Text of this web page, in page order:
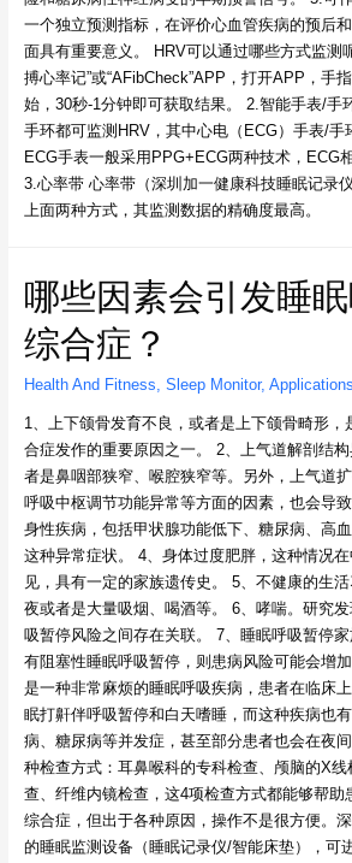
一个独立预测指标，在评价心血管疾病的预后
面具有重要意义。 HRV可以通过哪些方式监测
搏心率记”或“AFibCheck”APP，打开APP，手
始，30秒-1分钟即可获取结果。 2.智能手表/手
手环都可监测HRV，其中心电（ECG）手表/手
ECG手表一般采用PPG+ECG两种技术，ECG
3.心率带 心率带（深圳加一健康科技睡眠记录
上面两种方式，其监测数据的精确度最高。
哪些因素会引发睡
综合症？
Health And Fitness Sleep Monitor, Applications
1、上下颌骨发育不良，或者是上下颌骨畸形，
合症发作的重要原因之一。 2、上气道解剖结
者是鼻咽部狭窄、喉腔狭窄等。另外，上气道
呼吸中枢调节功能异常等方面的因素，也会导
身性疾病，包括甲状腺功能低下、糖尿病、高
这种异常症状。 4、身体过度肥胖，这种情况
见，具有一定的家族遗传史。 5、不健康的生
夜或者是大量吸烟、喝酒等。 6、哮喘。研究
吸暂停风险之间存在关联。 7、睡眠呼吸暂停
有阻塞性睡眠呼吸暂停，则患病风险可能会增
是一种非常麻烦的睡眠呼吸疾病，患者在临床
眠打鼾伴呼吸暂停和白天嗜睡，而这种疾病也
病、糖尿病等并发症，甚至部分患者也会在夜
种检查方式：耳鼻喉科的专科检查、颅脑的X
查、纤维内镜检查，这4项检查方式都能够帮助
综合症，但出于各种原因，操作不是很方便。
的睡眠监测设备（睡眠记录仪/智能床垫），可